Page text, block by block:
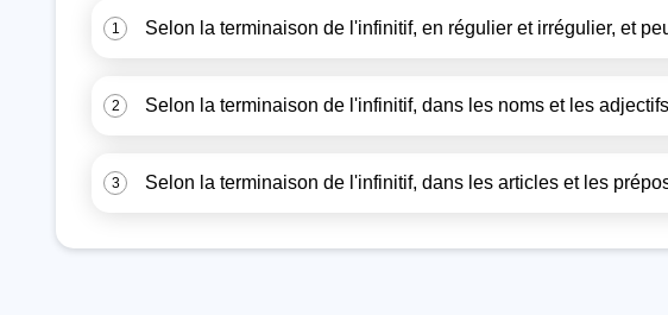
1 Selon la terminaison de l'infinitif, en régulier et irrégulier, et
2 Selon la terminaison de l'infinitif, dans les noms et les
3 Selon la terminaison de l'infinitif, dans les articles et les